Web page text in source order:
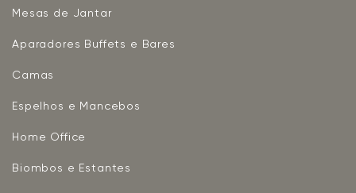
Mesas de Jantar
Aparadores Buffets e Bares
Camas
Espelhos e Mancebos
Home Office
Biombos e Estantes